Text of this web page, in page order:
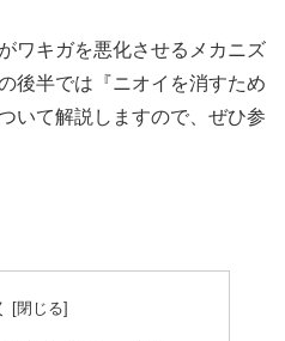
ワキガを悪化させるメカニズ
後半では『ニオイを消すため
いて解説しますので、ぜひ参